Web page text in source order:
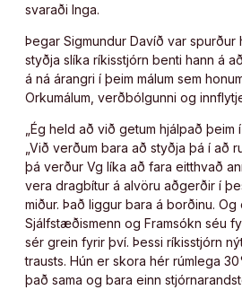
svaraði Inga.
Þegar Sigmundur Davíð var spurður
styðja slíka ríkisstjórn benti hann á
á ná árangri í þeim málum sem
Orkumálum, verðbólgunni og
„Ég held að við getum hjálpað þeim
„Við verðum bara að styðja þá í að
þá verður Vg líka að fara eitthvað
vera dragbítur á alvöru aðgerðir í
miður. Það liggur bara á borðinu. Og
Sjálfstæðismenn og Framsókn séu
sér grein fyrir því. Þessi ríkisstjórn
trausts. Hún er skora hér rúmlega
það sama og bara einn